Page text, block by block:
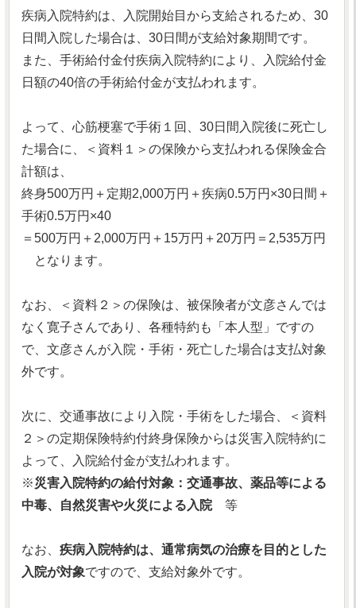
疾病入院特約は、入院開始目から支給されるため、30
日間入院した場合は、30日間が支給対象期間です。
また、手術給付金付疾病入院特約により、入院給付金
日額の40倍の手術給付金が支払われます。
よって、心筋梗塞で手術１回、30日間入院後に死亡し
た場合に、＜資料１＞の保険から支払われる保険金合
計額は、
終身500万円＋定期2,000万円＋疾病0.5万円×30日間＋
手術0.5万円×40
＝500万円＋2,000万円＋15万円＋20万円＝2,535万円
となります。
なお、＜資料２＞の保険は、被保険者が文彦さんでは
なく寛子さんであり、各種特約も「本人型」ですの
で、文彦さんが入院・手術・死亡した場合は支払対象
外です。
次に、交通事故により入院・手術をした場合、＜資料
２＞の定期保険特約付終身保険からは災害入院特約に
よって、入院給付金が支払われます。
※災害入院特約の給付対象：交通事故、薬品等による
中毒、自然災害や火災による入院等
なお、 疾病入院特約は、通常病気の治療を目的とした
入院が対象ですので、支給対象外です。